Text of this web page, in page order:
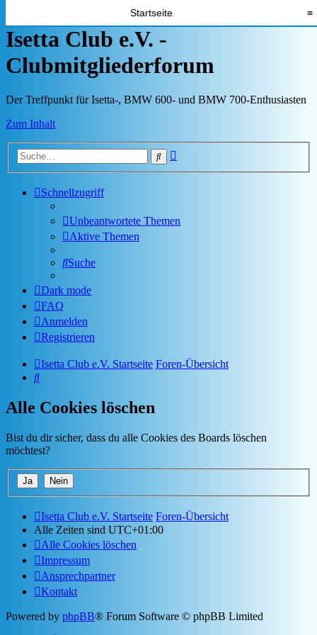
Startseite ≡
Isetta Club e.V. -
Clubmitgliederforum
Der Treffpunkt für Isetta-, BMW 600- und BMW 700-Enthusiasten
Zum Inhalt
Suche
Schnellzugriff
Unbeantwortete Themen
Aktive Themen
Suche
Dark mode
FAQ
Anmelden
Registrieren
Isetta Club e.V. Startseite Foren-Übersicht
Suche
Alle Cookies löschen
Bist du dir sicher, dass du alle Cookies des Boards löschen
möchtest?
Isetta Club e.V. Startseite Foren-Übersicht
Alle Zeiten sind UTC+01:00
Alle Cookies löschen
Impressum
Ansprechpartner
Kontakt
Powered by phpBB® Forum Software © phpBB Limited